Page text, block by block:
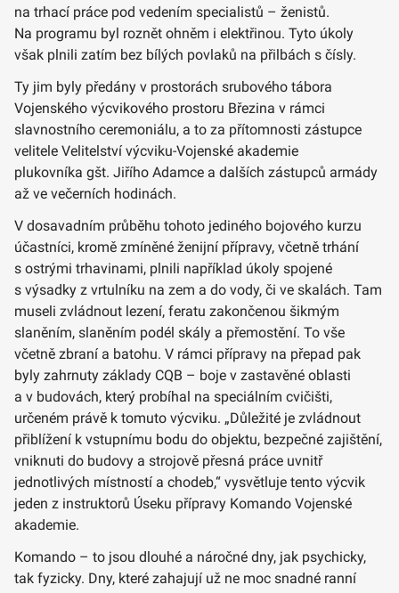
na trhací práce pod vedením specialistů – ženistů.
Na programu byl roznět ohněm i elektřinou. Tyto úkoly
však plnili zatím bez bílých povlaků na přilbách s čísly.
Ty jim byly předány v prostorách srubového tábora
Vojenského výcvikového prostoru Březina v rámci
slavnostního ceremoniálu, a to za přítomnosti zástupce
velitele Velitelství výcviku-Vojenské akademie
plukovníka gšt. Jiřího Adamce a dalších zástupců armády
až ve večerních hodinách.
V dosavadním průběhu tohoto jediného bojového kurzu
účastníci, kromě zmíněné ženijní přípravy, včetně trhání
s ostrými trhavinami, plnili například úkoly spojené
s výsadky z vrtulníku na zem a do vody, či ve skalách. Tam
museli zvládnout lezení, feratu zakončenou šikmým
slaněním, slaněním podél skály a přemostění. To vše
včetně zbraní a batohu. V rámci přípravy na přepad pak
byly zahrnuty základy CQB – boje v zastavěné oblasti
a v budovách, který probíhal na speciálním cvičišti,
určeném právě k tomuto výcviku. „Důležité je zvládnout
přiblížení k vstupnímu bodu do objektu, bezpečné zajištění,
vniknuti do budovy a strojově přesná práce uvnitř
jednotlivých místností a chodeb,“ vysvětluje tento výcvik
jeden z instruktorů Úseku přípravy Komando Vojenské
akademie.
Komando – to jsou dlouhé a náročné dny, jak psychicky,
tak fyzicky. Dny, které zahajují už ne moc snadné ranní